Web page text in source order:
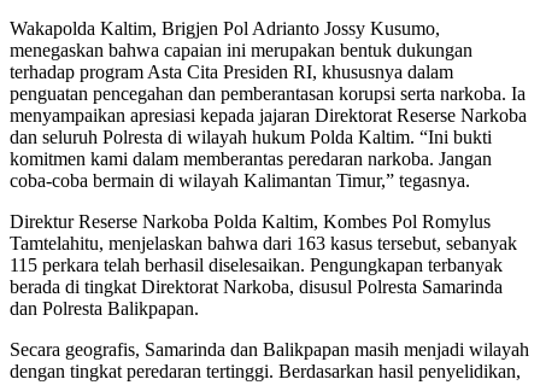
Wakapolda Kaltim, Brigjen Pol Adrianto Jossy Kusumo,
menegaskan bahwa capaian ini merupakan bentuk dukungan
terhadap program Asta Cita Presiden RI, khususnya dalam
penguatan pencegahan dan pemberantasan korupsi serta narkoba. Ia
menyampaikan apresiasi kepada jajaran Direktorat Reserse Narkoba
dan seluruh Polresta di wilayah hukum Polda Kaltim. “Ini bukti
komitmen kami dalam memberantas peredaran narkoba. Jangan
coba-coba bermain di wilayah Kalimantan Timur,” tegasnya.
Direktur Reserse Narkoba Polda Kaltim, Kombes Pol Romylus
Tamtelahitu, menjelaskan bahwa dari 163 kasus tersebut, sebanyak
115 perkara telah berhasil diselesaikan. Pengungkapan terbanyak
berada di tingkat Direktorat Narkoba, disusul Polresta Samarinda
dan Polresta Balikpapan.
Secara geografis, Samarinda dan Balikpapan masih menjadi wilayah
dengan tingkat peredaran tertinggi. Berdasarkan hasil penyelidikan,